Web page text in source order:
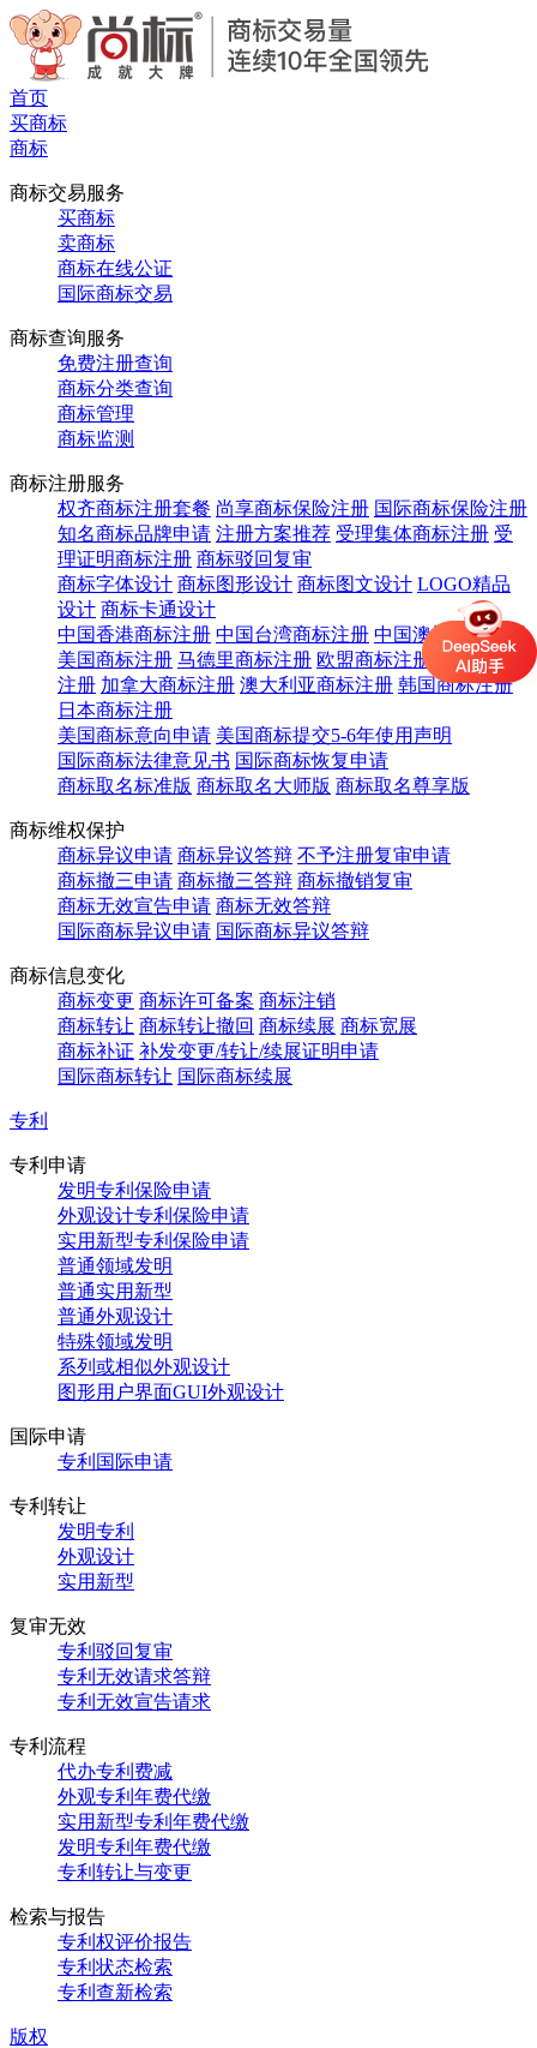
首页
买商标
商标
商标交易服务
买商标
卖商标
商标在线公证
国际商标交易
商标查询服务
免费注册查询
商标分类查询
商标管理
商标监测
商标注册服务
权齐商标注册套餐 尚享商标保险注册 国际商标保险注册
知名商标品牌申请 注册方案推荐 受理集体商标注册 受
理证明商标注册 商标驳回复审
商标字体设计 商标图形设计 商标图文设计 LOGO精品
设计 商标卡通设计
中国香港商标注册 中国台湾商标注册 中国澳门商标注册
美国商标注册 马德里商标注册 欧盟商标注册
英国商标
注册 加拿大商标注册 澳大利亚商标注册 韩国商标注册
日本商标注册
美国商标意向申请 美国商标提交5-6年使用声明
国际商标法律意见书 国际商标恢复申请
商标取名标准版 商标取名大师版 商标取名尊享版
商标维权保护
商标异议申请 商标异议答辩 不予注册复审申请
商标撤三申请 商标撤三答辩 商标撤销复审
商标无效宣告申请 商标无效答辩
国际商标异议申请 国际商标异议答辩
商标信息变化
商标变更 商标许可备案 商标注销
商标转让 商标转让撤回 商标续展 商标宽展
商标补证 补发变更/转让/续展证明申请
国际商标转让 国际商标续展
专利
专利申请
发明专利保险申请
外观设计专利保险申请
实用新型专利保险申请
普通领域发明
普通实用新型
普通外观设计
特殊领域发明
系列或相似外观设计
图形用户界面GUI外观设计
国际申请
专利国际申请
专利转让
发明专利
外观设计
实用新型
复审无效
专利驳回复审
专利无效请求答辩
专利无效宣告请求
专利流程
代办专利费减
外观专利年费代缴
实用新型专利年费代缴
发明专利年费代缴
专利转让与变更
检索与报告
专利权评价报告
专利状态检索
专利查新检索
版权